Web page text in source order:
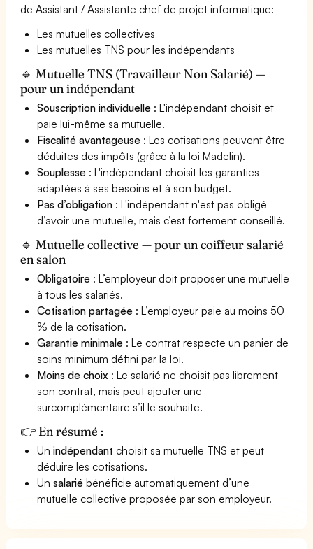
de Assistant / Assistante chef de projet informatique:
Les mutuelles collectives
Les mutuelles TNS pour les indépendants
🔹 Mutuelle TNS (Travailleur Non Salarié) —
pour un indépendant
Souscription individuelle : L'indépendant choisit et
paie lui-même sa mutuelle.
Fiscalité avantageuse : Les cotisations peuvent être
déduites des impôts (grâce à la loi Madelin).
Souplesse : L'indépendant choisit les garanties
adaptées à ses besoins et à son budget.
Pas d’obligation : L'indépendant n'est pas obligé
d’avoir une mutuelle, mais c’est fortement conseillé.
🔹 Mutuelle collective — pour un coiffeur salarié
en salon
Obligatoire : L’employeur doit proposer une mutuelle
à tous les salariés.
Cotisation partagée : L’employeur paie au moins 50
% de la cotisation.
Garantie minimale : Le contrat respecte un panier de
soins minimum défini par la loi.
Moins de choix : Le salarié ne choisit pas librement
son contrat, mais peut ajouter une
surcomplémentaire s’il le souhaite.
👉 En résumé :
Unindépendant choisit sa mutuelle TNS et peut
déduire les cotisations.
Unsalarié bénéficie automatiquement d’une
mutuelle collective proposée par son employeur.